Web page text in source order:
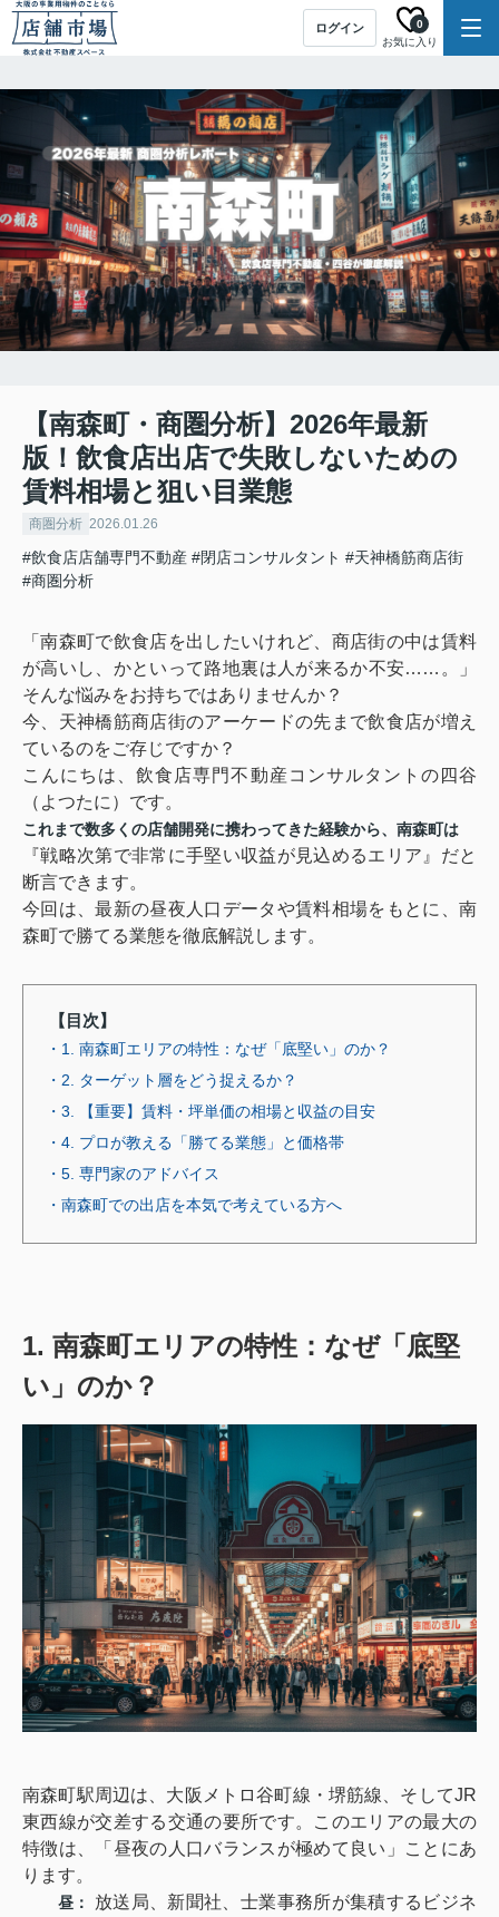
ログイン
お気に入り
0
【南森町・商圏分析】2026年最新
版！飲食店出店で失敗しないための
賃料相場と狙い目業態
商圏分析 2026.01.26
#飲食店店舗専門不動産 #閉店コンサルタント #天神橋筋商店街
#商圏分析
「南森町で飲食店を出したいけれど、商店街の中は賃料
が高いし、かといって路地裏は人が来るか不安……。」
そんな悩みをお持ちではありませんか？
今、天神橋筋商店街のアーケードの先まで飲食店が増え
ているのをご存じですか？
こんにちは、飲食店専門不動産コンサルタントの四谷
（よつたに）です。
これまで数多くの店舗開発に携わってきた経験から、南森町は
『戦略次第で非常に手堅い収益が見込めるエリア』だと
断言できます。
今回は、最新の昼夜人口データや賃料相場をもとに、南
森町で勝てる業態を徹底解説します。
【目次】
・1. 南森町エリアの特性：なぜ「底堅い」のか？
・2. ターゲット層をどう捉えるか？
・3. 【重要】賃料・坪単価の相場と収益の目安
・4. プロが教える「勝てる業態」と価格帯
・5. 専門家のアドバイス
・南森町での出店を本気で考えている方へ
1. 南森町エリアの特性：なぜ「底堅
い」のか？
南森町駅周辺は、大阪メトロ谷町線・堺筋線、そしてJR
東西線が交差する交通の要所です。このエリアの最大の
特徴は、「昼夜の人口バランスが極めて良い」ことにあ
ります。
昼：
放送局、新聞社、士業事務所が集積するビジネ